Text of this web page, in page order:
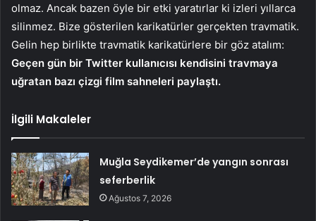
olmaz. Ancak bazen öyle bir etki yaratırlar ki izleri yıllarca
silinmez. Bize gösterilen karikatürler gerçekten travmatik.
Gelin hep birlikte travmatik karikatürlere bir göz atalım:
Geçen gün bir Twitter kullanıcısı kendisini travmaya
uğratan bazı çizgi film sahneleri paylaştı.
İlgili Makaleler
Muğla Seydikemer’de yangın sonrası
seferberlik
Ağustos 7, 2026